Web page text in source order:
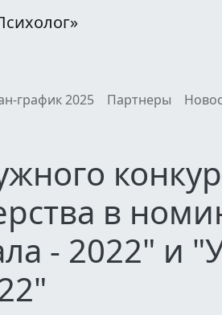
график 2025 Партнеры
в
- 2022" и